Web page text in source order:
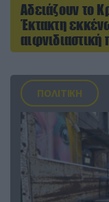
Αδειάζουν το
Έκτακτη
ΠΟΛΙΤΙΚΗ